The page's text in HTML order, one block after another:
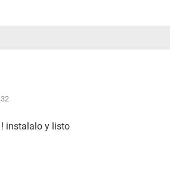
! instalalo y listo